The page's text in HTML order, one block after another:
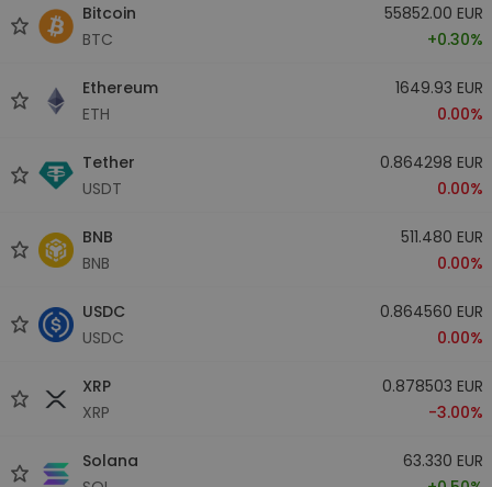
Bitcoin
BTC
55852.00 EUR
+0.30%
Ethereum
ETH
1649.93 EUR
0.00%
Tether
USDT
0.864298 EUR
0.00%
BNB
BNB
511.480 EUR
0.00%
USDC
USDC
0.864560 EUR
0.00%
XRP
XRP
0.878503 EUR
-3.00%
Solana
63.330 EUR